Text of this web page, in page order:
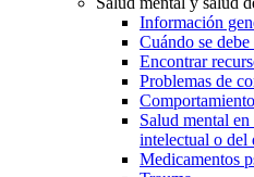
Información
Cuándo se
Encontrar
Problemas de
Salud mental
intelectual o del
Medicamentos